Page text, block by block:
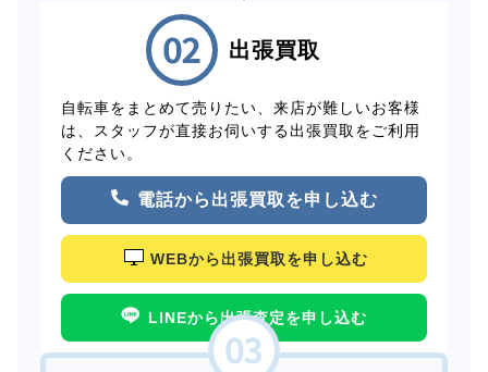
出張買取
自転車をまとめて売りたい、来店が難しいお客様
は、スタッフが直接お伺いする出張買取をご利用
ください。
電話から出張買取を申し込む
WEBから出張買取を申し込む
LINEから出張査定を申し込む